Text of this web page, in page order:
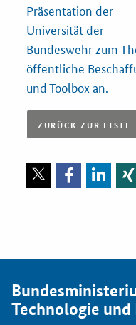
Präsentation der
Universität der
Bundeswehr zum
öffentliche
und Toolbox an.
ZURÜCK ZUR LISTE
Technologie